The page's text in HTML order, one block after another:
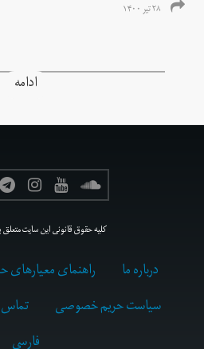
۲۸ تیر ۱۴۰۰
ادامه
کلیه حقوق قانونی این سایت متعلق
درباره ما راهنمای معیارهای
سیاست حریم خصوصی
تماس